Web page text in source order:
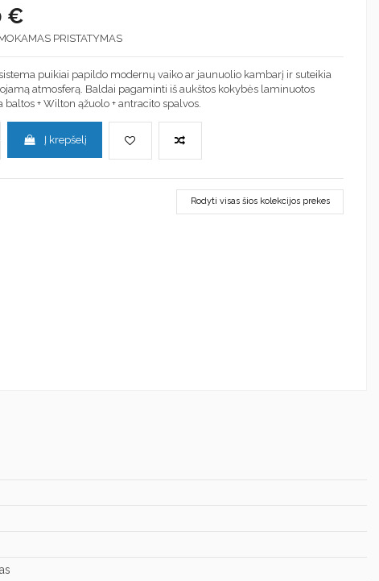
€
PRISTATYMAS
puikiai papildo modernų vaiko ar jaunuolio kambarį ir suteikia
atmosferą. Baldai pagaminti iš aukštos kokybės laminuotos
baltos + Wilton ąžuolo + antracito spalvos.
Į krepšelį
Rodyti visas šios kolekcijos prekes